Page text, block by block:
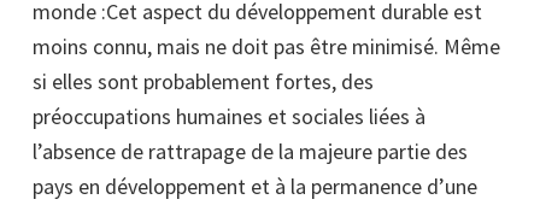
monde :Cet aspect du développement durable est
moins connu, mais ne doit pas être minimisé. Même
si elles sont probablement fortes, des
préoccupations humaines et sociales liées à
l’absence de rattrapage de la majeure partie des
pays en développement et à la permanence d’une